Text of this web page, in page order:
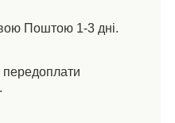
Поштою 1-3 дні.
передоплати